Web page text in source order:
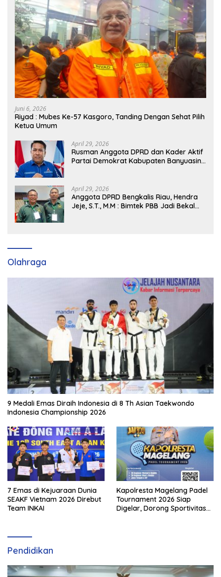
Juni 6, 2026
Riyad : Mubes Ke-57 Kasgoro, Tanding Dengan Sehat Pilih
Ketua Umum
April 29, 2026
Rusman Anggota DPRD dan Kader Aktif
Partai Demokrat Kabupaten Banyuasin
April 29, 2026
Anggota DPRD Bengkalis Riau, Hendra
Jeje, S.T., M.M : Bimtek PBB Jadi Bekal
Olahraga
9 Medali Emas Diraih Indonesia di 8 Th Asian Taekwondo
Indonesia Championship 2026
7 Emas di Kejuaraan Dunia
SEAKF Vietnam 2026 Direbut
Team INKAI
Kapolresta Magelang Padel
Tournament 2026 Siap
Digelar, Dorong Sportivitas
Pendidikan